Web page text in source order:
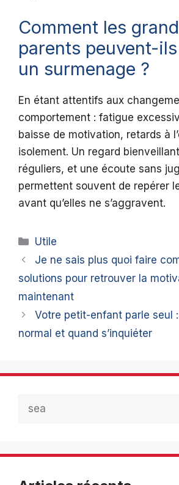
Comment les
parents peuvent-
un surmenage ?
En étant attentifs aux
comportement : fatigue
baisse de motivation, retards à
isolement. Un regard
réguliers, et une écoute sans
permettent souvent de repérer
avant qu’elles ne s’aggravent.
Catégories
Utile
Je ne sais plus quoi faire
solutions pour retrouver la
maintenant
Votre petit-enfant parle seul :
normal et quand s’inquiéter